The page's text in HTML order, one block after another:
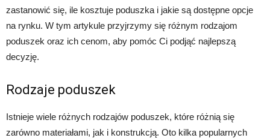
zastanowić się, ile kosztuje poduszka i jakie są dostępne opcje
na rynku. W tym artykule przyjrzymy się różnym rodzajom
poduszek oraz ich cenom, aby pomóc Ci podjąć najlepszą
decyzję.
Rodzaje poduszek
Istnieje wiele różnych rodzajów poduszek, które różnią się
zarówno materiałami, jak i konstrukcją. Oto kilka popularnych